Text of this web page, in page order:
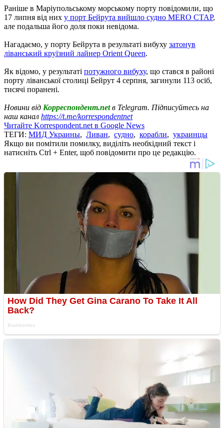
Раніше в Маріупольському морському порту повідомили, що
17 липня від них у порт Бейрута вийшло судно MERO СТАР,
але подальша його доля поки невідома.
Нагадаємо, у порту Бейрута в результаті вибуху затонув
ліванський круїзний лайнер Orient Queen.
Як відомо, у результаті потужного вибуху, що стався в районі
порту ліванської столиці Бейрут 4 серпня, загинули 113 осіб,
тисячі поранені.
Новини від Корреспондент.netв Telegram. Підписуйтесь на
наш канал https://t.me/korrespondentnet
Читайте Korrespondent.net в Google News
ТЕГИ: МИД Украины, Ливан, судно, корабли, украинцы
Якщо ви помітили помилку, виділіть необхідний текст і
натисніть Ctrl + Enter, щоб повідомити про це редакцію.